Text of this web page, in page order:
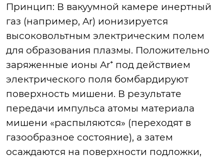
Принцип: В вакуумной камере инертный
газ (например, Ar) ионизируется
высоковольтным электрическим полем
для образования плазмы. Положительно
заряженные ионы Ar⁺ под действием
электрического поля бомбардируют
поверхность мишени. В результате
передачи импульса атомы материала
мишени «распыляются» (переходят в
газообразное состояние), а затем
осаждаются на поверхности подложки,